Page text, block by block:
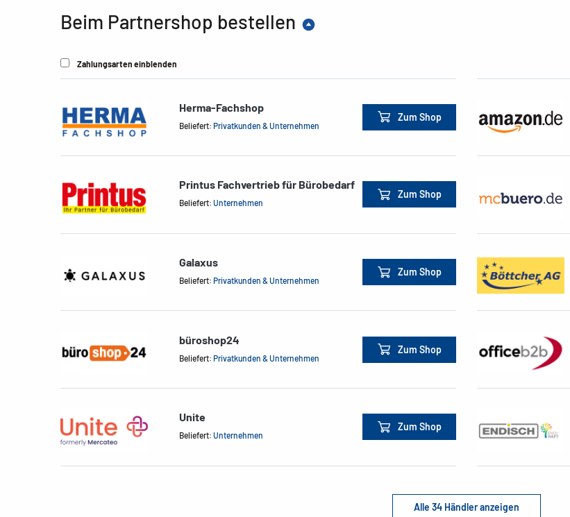
Beim Partnershop bestellen
Zahlungsarten einblenden
Herma-Fachshop
Beliefert: Privatkunden & Unternehmen
Zum Shop
Printus Fachvertrieb für Bürobedarf
Beliefert: Unternehmen
Zum Shop
Galaxus
Beliefert: Privatkunden & Unternehmen
Zum Shop
büroshop24
Beliefert: Privatkunden & Unternehmen
Zum Shop
Unite
Beliefert: Unternehmen
Zum Shop
Alle 34 Händler anzeigen